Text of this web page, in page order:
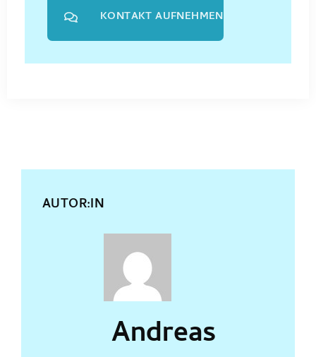
KONTAKT AUFNEHMEN
AUTOR:IN
Andreas